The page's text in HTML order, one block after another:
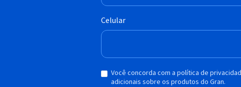
Celular
Você concorda com a política de
adicionais sobre os produtos do Gran.